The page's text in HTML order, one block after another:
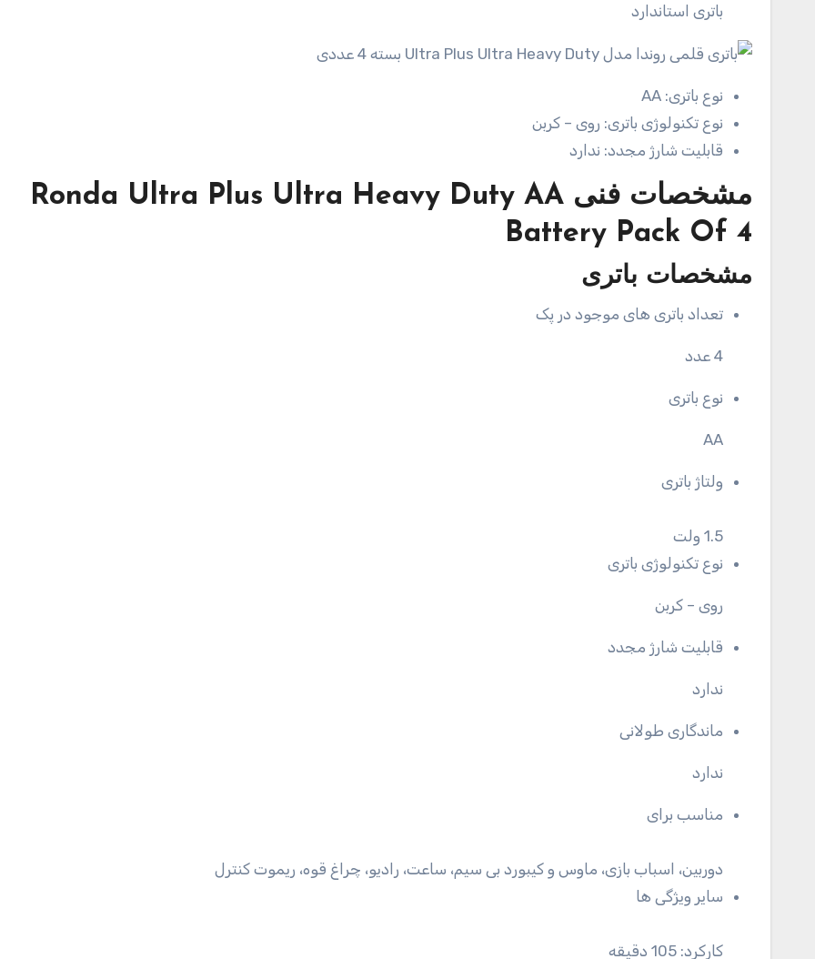
باتری استاندارد
نوع باتری: AA
نوع تکنولوژی باتری: روی – کربن
قابلیت شارژ مجدد: ندارد
مشخصات فنی Ronda Ultra Plus Ultra Heavy Duty AA
Battery Pack Of 4
مشخصات باتری
تعداد باتری های موجود در پک
4 عدد
نوع باتری
AA
ولتاژ باتری
1.5 ولت
نوع تکنولوژی باتری
روی – کربن
قابلیت شارژ مجدد
ندارد
ماندگاری طولانی
ندارد
مناسب برای
دوربین، اسباب بازی، ماوس و کیبورد بی سیم، ساعت، رادیو، چراغ قوه، ریموت کنترل
سایر ویژگی ها
کارکرد: 105 دقیقه